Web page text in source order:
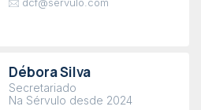
Débora Silva
Secretariado
Na Sérvulo desde 2024